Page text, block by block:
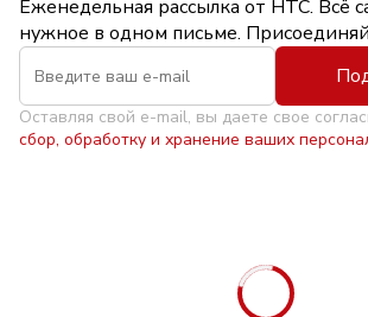
Еженедельная рассылка от НТС. Всё
нужное в одном письме.
Оставляя свой e-mail, вы даете свое
сбор, обработку и хранение ваших